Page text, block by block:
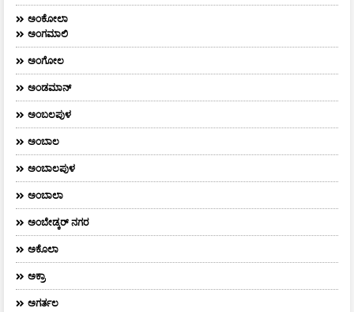
ಅಂಕೋಲಾ
ಅಂಗಮಾಲಿ
ಅಂಗೋಲ
ಅಂಡಮಾನ್
ಅಂಬಲಪುಳ
ಅಂಬಾಲ
ಅಂಬಾಲಪುಳ
ಅಂಬಾಲಾ
ಅಂಬೇಡ್ಕರ್‌ ನಗರ
ಅಕೊಲಾ
ಅಕ್ರಾ
ಅಗರ್ತಲ